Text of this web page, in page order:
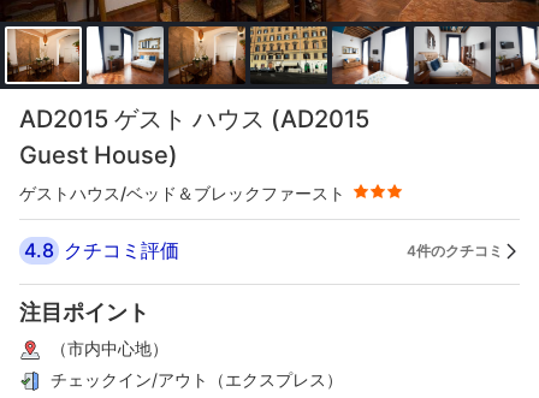
AD2015 ゲスト ハウス (AD2015
Guest House)
ゲストハウス/ベッド＆ブレックファースト
星評価 3つ星
4.8 クチコミ評価 4件のクチコミ
注目ポイント
（市内中心地）
チェックイン/アウト（エクスプレス）